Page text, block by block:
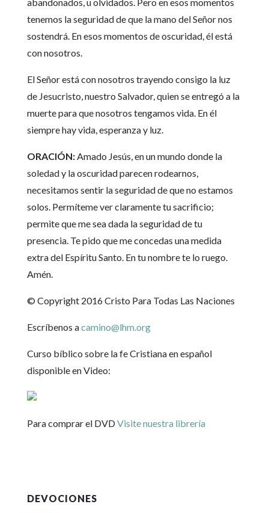
tenemos la seguridad de que la mano del Señor nos
sostendrá. En esos momentos de oscuridad, él está
con nosotros.
El Señor está con nosotros trayendo consigo la luz
de Jesucristo, nuestro Salvador, quien se entregó a la
muerte para que nosotros tengamos vida. En él
siempre hay vida, esperanza y luz.
ORACIÓN:Amado Jesús, en un mundo donde la
soledad y la oscuridad parecen rodearnos,
necesitamos sentir la seguridad de que no estamos
solos. Permíteme ver claramente tu sacrificio;
permite que me sea dada la seguridad de tu
presencia. Te pido que me concedas una medida
extra del Espíritu Santo. En tu nombre te lo ruego.
Amén.
© Copyright 2016 Cristo Para Todas Las Naciones
Escríbenos acamino@lhm.org
Curso bíblico sobre la fe Cristiana en español
disponible en Video:
Para comprar el DVDVisite nuestra librería
DEVOCIONES